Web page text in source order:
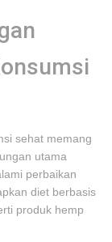
sehat memang
utama
perbaikan
diet berbasis
produk hemp